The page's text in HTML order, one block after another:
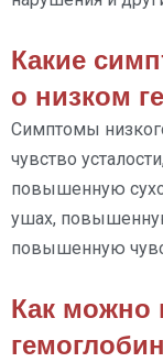
Какие
о низком
Симптомы
чувство
повышенную
ушах,
повышенную
Как можно